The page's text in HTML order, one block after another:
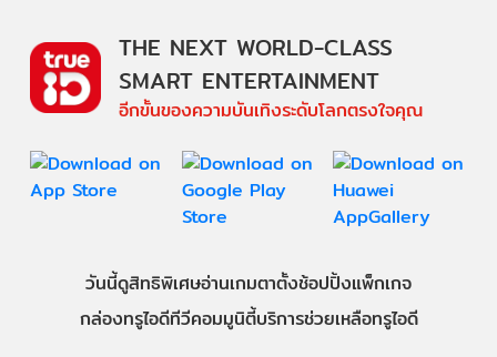
THE NEXT WORLD-CLASS
SMART ENTERTAINMENT
อีกขั้นของความบันเทิงระดับโลกตรงใจคุณ
วันนี้ดูสิทธิพิเศษอ่านเกมตาตั้งช้อปปิ้งแพ็กเกจ
กล่องทรูไอดีทีวีคอมมูนิตี้บริการช่วยเหลือทรูไอดี